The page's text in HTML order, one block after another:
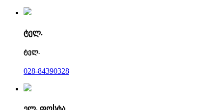
ტელ.
ტელ.
028-84390328